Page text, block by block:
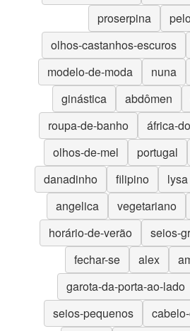
proserpina
olhos-castanhos-escuros
modelo-de-moda
nuna
ginástica
abdômen
roupa-de-banho
áfrica-
olhos-de-mel
portugal
danadinho
filipino lysa
angelica
vegetariano
horário-de-verão
seios-
fechar-se
alex
garota-da-porta-ao-lado
seios-pequenos